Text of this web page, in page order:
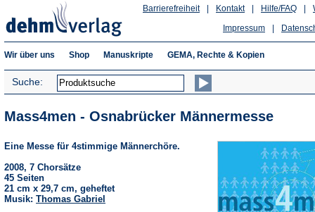
Hilfe/FAQ
Kontakt
Barrierefreiheit
Impressum
Wir über uns Shop Manuskripte GEMA, Rechte & Kopien
Suche:
Mass4men - Osnabrücker Männermesse
Eine Messe für 4stimmige Männerchöre.
2008, 7 Chorsätze
45 Seiten
21 cm x 29,7 cm, geheftet
Musik: Thomas Gabriel